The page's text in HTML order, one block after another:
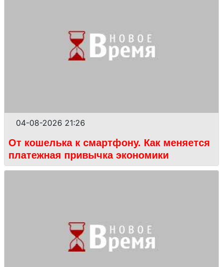
04-08-2026 21:26
От кошелька к смартфону. Как меняется
платежная привычка экономики